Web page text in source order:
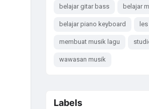
belajar gitar bass belajar
belajar piano keyboard
membuat musik lagu
wawasan musik
Labels